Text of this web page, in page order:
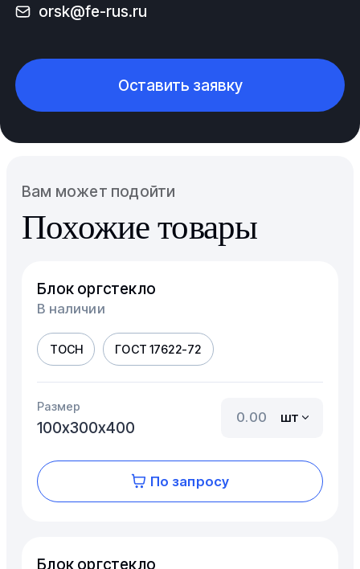
orsk@fe-rus.ru
Оставить заявку
Вам может подойти
Похожие товары
Блок оргстекло
В наличии
ТОСН ГОСТ 17622-72
Размер
100х300х400
шт
По запросу
Блок оргстекло